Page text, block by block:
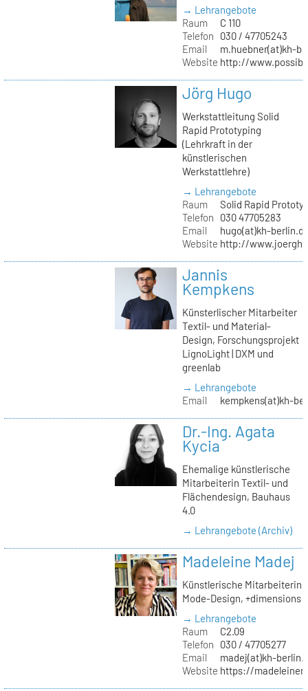
→ Lehrangebote
Raum
C 110
Telefon
030 / 47705243
Email
m.huebner(at)kh-
Website http://
Jörg Hugo
Werkstattleitung Solid
Rapid Prototyping
(Lehrkraft in der
künstlerischen
Werkstattlehre)
→ Lehrangebote
Raum
Solid Rapid
Telefon
030 47705283
Email
hugo(at)kh-
Website http://
Jannis
Kempkens
Künsterlischer Mitarbeiter
Textil- und Material-
Design, Forschungsprojekt
LignoLight | DXM und
greenlab
→ Lehrangebote
Email
kempkens(at)kh-
Dr.-Ing. Agata
Kycia
Ehemalige künstlerische
Mitarbeiterin Textil- und
Flächendesign, Bauhaus
4.0
→ Lehrangebote (Archiv)
Madeleine Madej
Künstlerische Mitarbeiterin
Mode-Design, +dimensions
→ Lehrangebote
Raum
C2.09
Telefon
030 / 47705277
Email
madej(at)kh-
Website https://